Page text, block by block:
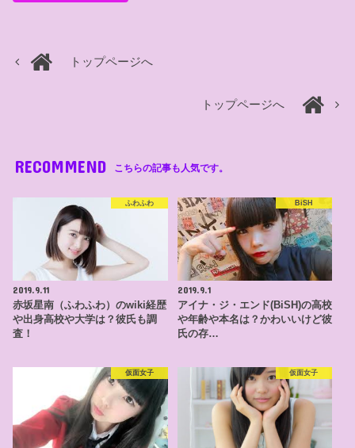
トップページへ
トップページへ
RECOMMEND こちらの記事も人気です。
ふわふわ
2019.9.11
赤坂星南（ふわふわ）のwiki経歴
や出身高校や大学は？彼氏も調
査！
BiSH
2019.9.1
アイナ・ジ・エンド(BiSH)の高校
や年齢や本名は？かわいいけど彼
氏の存…
仮面女子 仮面女子